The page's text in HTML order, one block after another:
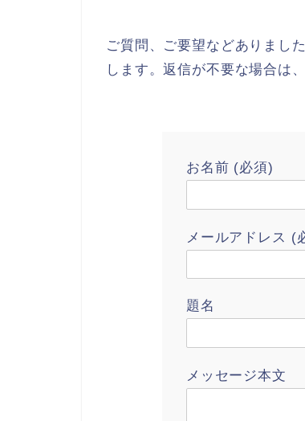
ご質問、ご要望などありまし
します。返信が不要な場合は
お名前 (必須)
メールアドレス (
題名
メッセージ本文